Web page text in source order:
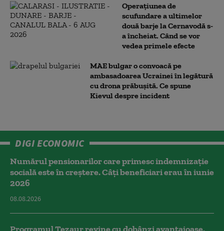
Operațiunea de
scufundare a ultimelor
două barje la Cernavodă s-
a încheiat. Când se vor
vedea primele efecte
MAE bulgar o convoacă pe
ambasadoarea Ucrainei în legătură
cu drona prăbuşită. Ce spune
Kievul despre incident
DIGI ECONOMIC
Numărul pensionarilor care primesc indemnizaţie
socială este în creștere. Câți beneficiari erau în iunie
2026
08.08.2026
Programul Tezaur revine cu dobânzi avantajoase.